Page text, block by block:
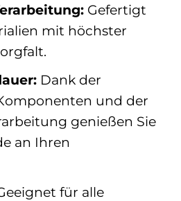
Gefertigt
mit höchster
Dank der
und der
genießen Sie
an Ihren
für alle